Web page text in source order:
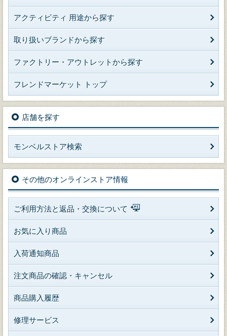
アクティビティ 用途から探す
取り扱いブランドから探す
ファクトリー・アウトレットから探す
フレンドマーケット トップ
店舗を探す
モンベルストア検索
その他のオンラインストア情報
ご利用方法と返品・交換について
お気に入り商品
入荷通知商品
注文商品の確認・キャンセル
商品購入履歴
修理サービス